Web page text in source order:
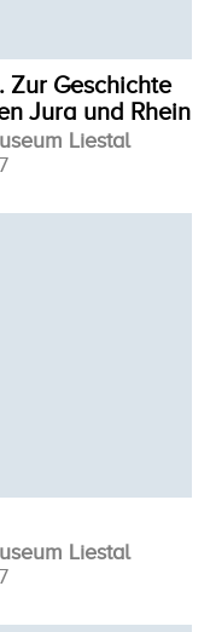
Zur Geschichte
Jura und Rhein
Liestal
Liestal